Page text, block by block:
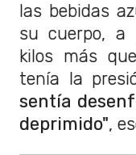
las bebidas
su cuerpo, a
kilos más
tenía la
sentía
deprimido",